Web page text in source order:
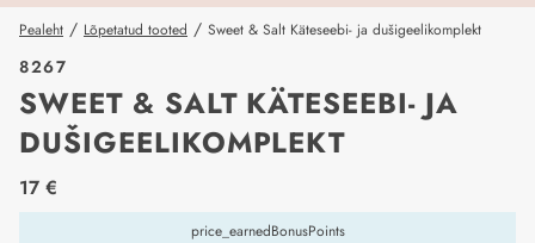
Pealeht / Lõpetatud tooted / Sweet & Salt Käteseebi- ja dušigeelikomplekt
8267
SWEET & SALT KÄTESEEBI- JA
DUŠIGEELIKOMPLEKT
price_label
17 €
price_earnedBonusPoints